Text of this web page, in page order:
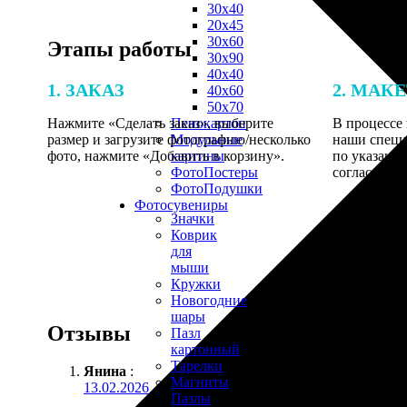
30х40
20х45
30х60
30х90
40х40
40х60
50х70
Пенокартон
Модульные
картины
ФотоПостеры
ФотоПодушки
Фотоcувениры
Значки
Коврик
для
мыши
Кружки
Новогодние
шары
Пазл
картонный
Тарелки
Магниты
Пазлы
Этапы работы
1. ЗАКАЗ
Нажмите «Сделать заказ», выберите
размер и загрузите фотографию/несколько
фото, нажмите «Добавить в корзину».
2.
В процессе
наши
по
Отзывы
Янина :
13.02.2026